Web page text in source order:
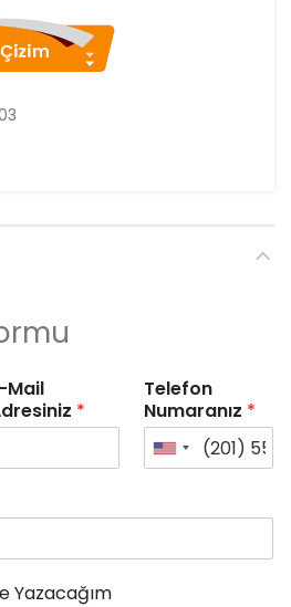
Mail
*
Telefon
Numaranız *
Yazacağım